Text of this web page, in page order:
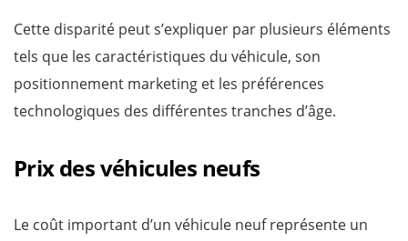
Cette disparité peut s’expliquer par plusieurs éléments
tels que les caractéristiques du véhicule, son
positionnement marketing et les préférences
technologiques des différentes tranches d’âge.
Prix des véhicules neufs
Le coût important d’un véhicule neuf représente un